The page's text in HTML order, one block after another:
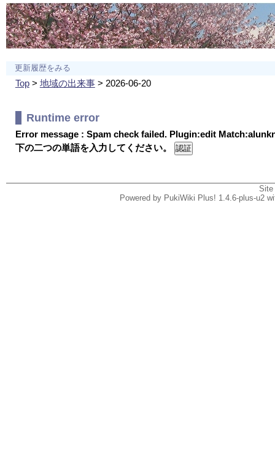
更新履歴をみる
Top> 地域の出来事> 2026-06-20
Runtime error
Error message : Spam check failed. Plugin:edit
下の二つの単語を入力してください。
Powered by PukiWiki Plus! 1.4.6-plus-u2